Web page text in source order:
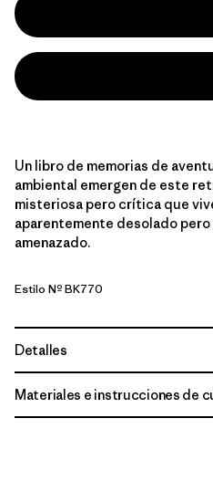
Un libro de memorias de
ambiental emergen de este
misteriosa pero crítica que
aparentemente desolado
amenazado.
Estilo Nº BK770
Detalles
Materiales e instrucciones de